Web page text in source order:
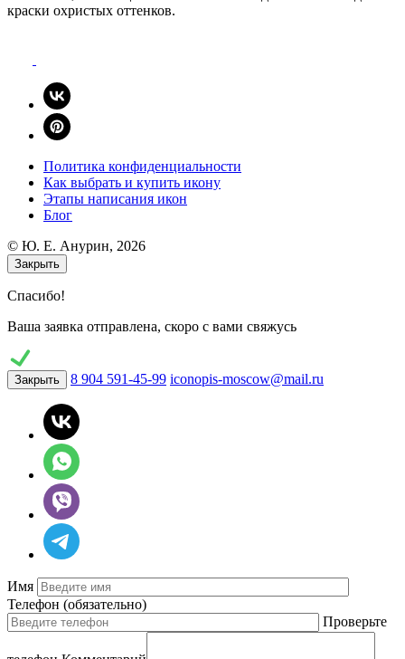
Политика конфиденциальности
Как выбрать и купить икону
Этапы написания икон
Блог
© Ю. E. Анурин, 2026
Закрыть
Спасибо!
Ваша заявка отправлена, скоро с вами свяжусь
Закрыть 8 904 591-45-99 iconopis-moscow@mail.ru
Имя
Телефон (обязательно)
Проверьте